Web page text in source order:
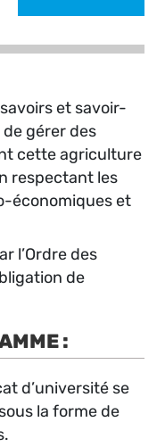
et savoir-
de gérer des
cette agriculture
respectant les
économiques et
l’Ordre des
de
:
d’université se
la forme de